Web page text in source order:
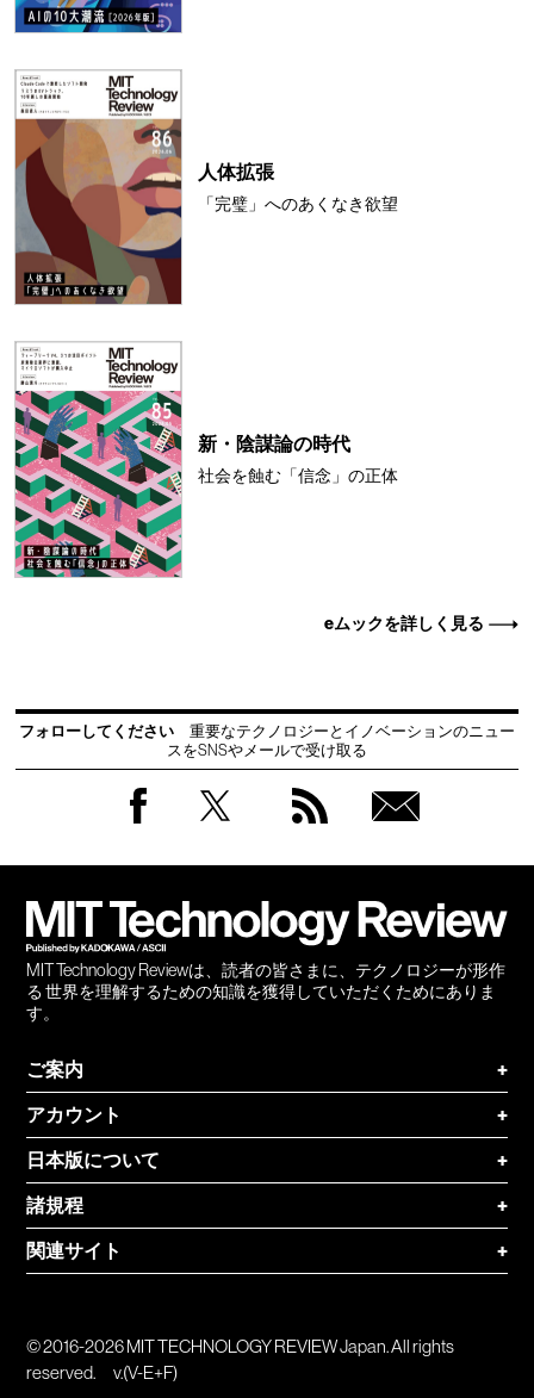
人体拡張
「完璧」へのあくなき欲望
新・陰謀論の時代
社会を蝕む「信念」の正体
eムックを詳しく見る
フォローしてください
重要なテクノロジーとイノベーションのニュー
スをSNSやメールで受け取る
MIT Technology Reviewは、読者の皆さまに、テクノロジーが形作
る 世界を理解するための知識を獲得していただくためにありま
す。
ご案内
+
アカウント
+
日本版について
+
諸規程
+
関連サイト
+
© 2016-2026 MIT TECHNOLOGY REVIEW Japan. All rights
reserved.
v.(V-E+F)